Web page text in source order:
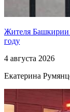
Жителя Башкирии
году
4 августа 2026
Екатерина